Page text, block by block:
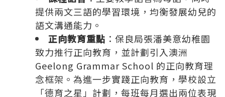
提供兩文三語的學習環境，均衡發展幼兒的
語文溝通能力。
正向教育重點 ：保良局張潘美意幼稚園
致力推行正向教育，並計劃引入澳洲
Geelong Grammar School 的正向教育理
念框架。為進一步實踐正向教育，學校設立
「德育之星」計劃，每班每月選出兩位表現